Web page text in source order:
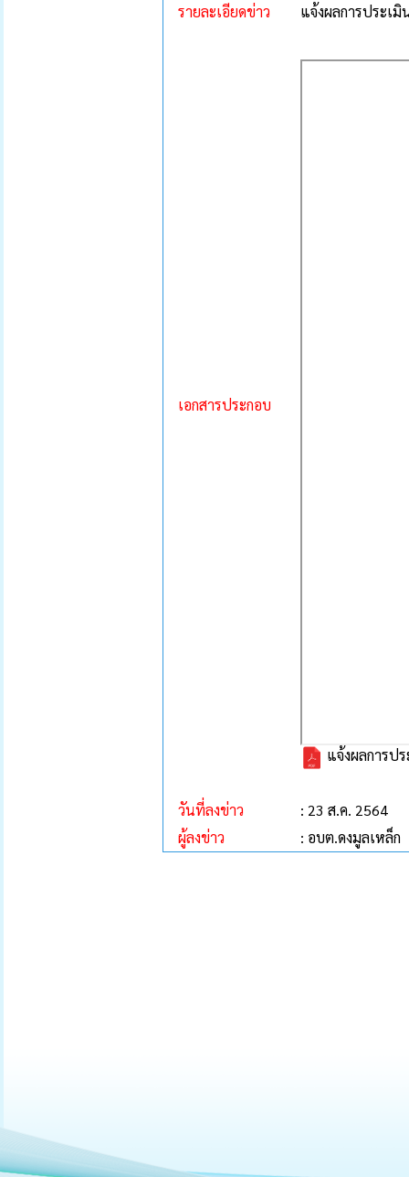
รายละเอียดข่าว แจ้งผลการประเ
เอกสารประกอบ
แจ้งผลการป
วันที่ลงข่าว
: 23 ส.ค. 2564
ผู้ลงข่าว
: อบต.ดงมูลเหล็ก